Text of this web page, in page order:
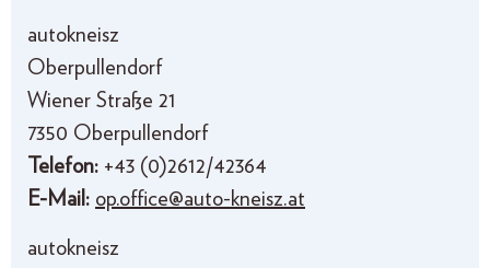
autokneisz
Oberpullendorf
Wiener Straße 21
7350 Oberpullendorf
Telefon: +43 (0)2612/42364
E-Mail: op.office@auto-kneisz.at
autokneisz